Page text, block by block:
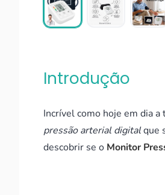
Introdução
Incrível como hoje em dia a
pressão arterial digitalque
descobrir se o Monitor